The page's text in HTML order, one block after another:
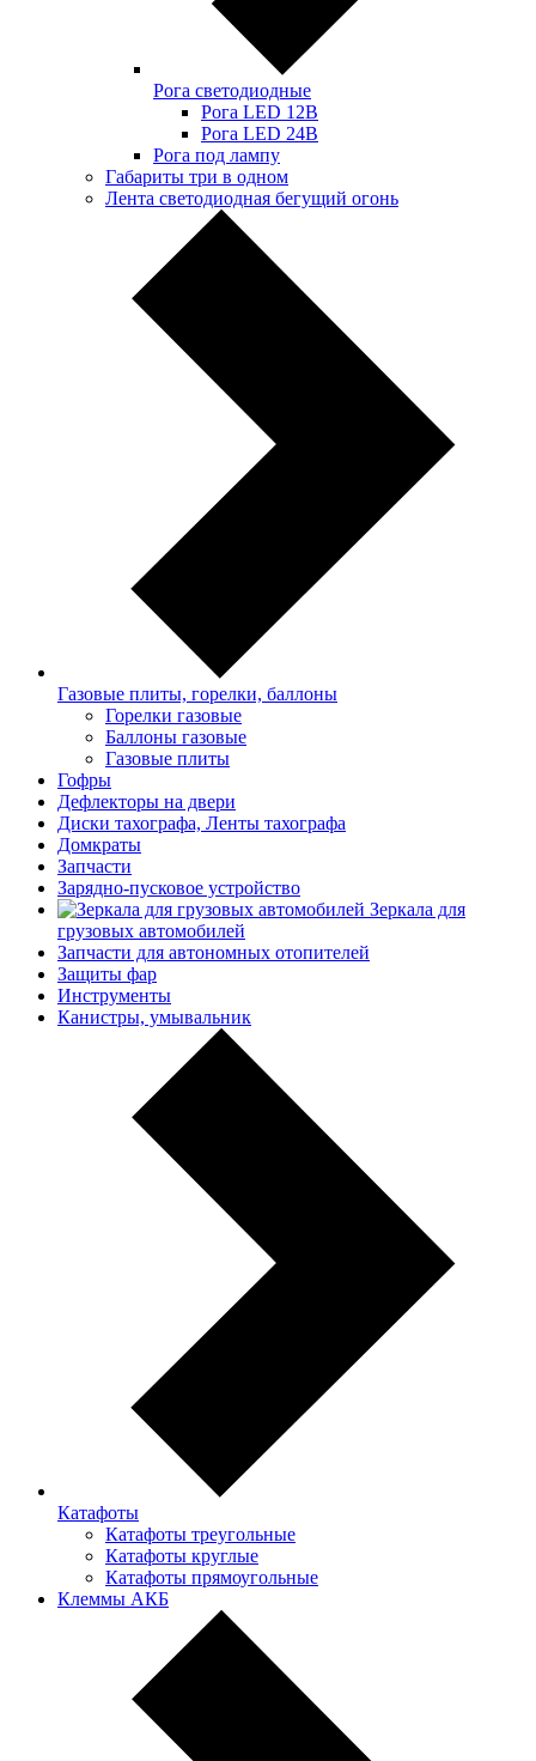
Рога светодиодные
Рога LED 12В
Рога LED 24В
Рога под лампу
Габариты три в одном
Лента светодиодная бегущий огонь
Газовые плиты, горелки, баллоны
Горелки газовые
Баллоны газовые
Газовые плиты
Гофры
Дефлекторы на двери
Диски тахографа, Ленты тахографа
Домкраты
Запчасти
Зарядно-пусковое устройство
Зеркала для
грузовых автомобилей
Запчасти для автономных отопителей
Защиты фар
Инструменты
Канистры, умывальник
Катафоты
Катафоты треугольные
Катафоты круглые
Катафоты прямоугольные
Клеммы АКБ